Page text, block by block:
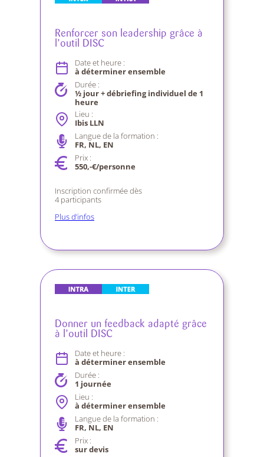
Renforcer son leadership grâce à
l’outil DISC
Date et heure :
à déterminer ensemble
Durée :
½ jour + débriefing individuel de 1
heure
Lieu :
Ibis LLN
Langue de la formation :
FR, NL, EN
Prix :
550,-€/personne
Inscription confirmée dès
4 participants
Plus d’infos
Donner un feedback adapté grâce
à l’outil DISC
Date et heure :
à déterminer ensemble
Durée :
1 journée
Lieu :
à déterminer ensemble
Langue de la formation :
FR, NL, EN
Prix :
sur devis